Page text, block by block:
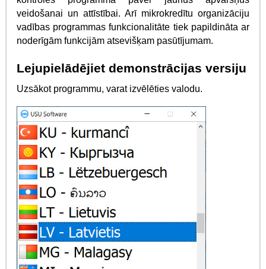
veidošanai un attīstībai. Arī mikrokredītu organizāciju
vadības programmas funkcionalitāte tiek papildināta ar
noderīgām funkcijām atsevišķam pasūtījumam.
Lejupielādējiet demonstrācijas versiju
Uzsākot programmu, varat izvēlēties valodu.